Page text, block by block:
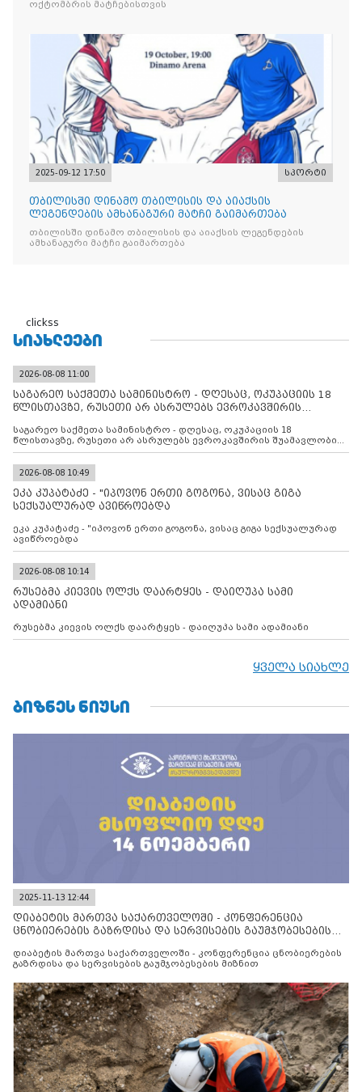
ოქტომბრის მატჩებისთვის
2025-09-12 17:50 სპორტი
თბილისში დინამო თბილისის და აიაქსის
ლეგენდების ამხანაგური მატჩი გაიმართება
თბილისში დინამო თბილისის და აიაქსის ლეგენდების
ამხანაგური მატჩი გაიმართება
clickss
ᲡᲘᲐᲮᲚᲔᲔᲑᲘ
2026-08-08 11:00
საგარეო საქმეთა სამინისტრო - დღესაც, ოკუპაციის 18
წლისთავზე, რუსეთი არ ასრულებს ევროკავშირის
საგარეო საქმეთა სამინისტრო - დღესაც, ოკუპაციის 18
წლისთავზე, რუსეთი არ ასრულებს ევროკავშირის შუამავლობით
დადებულ 2008 წლის 12 აგვისტოს ცეცხლის შეწყვეტის
კონტროლს ოკუპირებულ რეგიონებში, აგრძელებს მათი
მილიტარიზაციის პროცესს და აქტიურად დგამს ნაბიჯებს მათი
ფაქტობრივი ანექსიისკენ
2026-08-08 10:49
ეკა კუპატაძე - "იპოვონ ერთი გოგონა, ვისაც გიგა
სექსუალურად ავიწროებდა
ეკა კუპატაძე - "იპოვონ ერთი გოგონა, ვისაც გიგა სექსუალურად
ავიწროებდა
2026-08-08 10:14
რუსებმა კიევის ოლქს დაარტყეს - დაიღუპა სამი
ადამიანი
რუსებმა კიევის ოლქს დაარტყეს - დაიღუპა სამი ადამიანი
ყველა სიახლე
ᲑᲘᲖᲜᲔᲡ ᲜᲘᲣᲡᲘ
2025-11-13 12:44
დიაბეტის მართვა საქართველოში - კონფერენცია
ცნობიერების გაზრდისა და სერვისების გაუმჯობესების
დიაბეტის მართვა საქართველოში - კონფერენცია ცნობიერების
გაზრდისა და სერვისების გაუმჯობესების მიზნით